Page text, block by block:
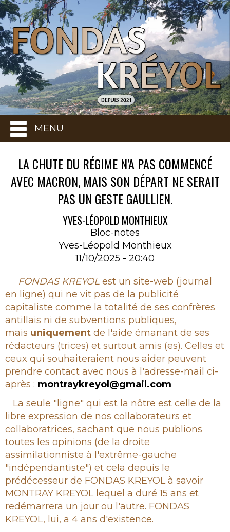
MENU
LA CHUTE DU RÉGIME N’A PAS COMMENCÉ
AVEC MACRON, MAIS SON DÉPART NE SERAIT
PAS UN GESTE GAULLIEN.
YVES-LÉOPOLD MONTHIEUX
Bloc-notes
Yves-Léopold Monthieux
11/10/2025 - 20:40
Rubrique
FONDAS KREYOL est un site-web (journal
en ligne) qui ne vit pas de la publicité
capitaliste comme la totalité de ses confrères
antillais ni de subventions publiques,
mais uniquement de l'aide émanant de ses
rédacteurs (trices) et surtout amis (es). Celles et
ceux qui souhaiteraient nous aider peuvent
prendre contact avec nous à l'adresse-mail ci-
après : montraykreyol@gmail.com
La seule "ligne" qui est la nôtre est celle de la
libre expression de nos collaborateurs et
collaboratrices, sachant que nous publions
toutes les opinions (de la droite
assimilationniste à l'extrême-gauche
"indépendantiste") et cela depuis le
prédécesseur de FONDAS KREYOL à savoir
MONTRAY KREYOL lequel a duré 15 ans et
redémarrera un jour ou l'autre. FONDAS
KREYOL, lui, a 4 ans d'existence.